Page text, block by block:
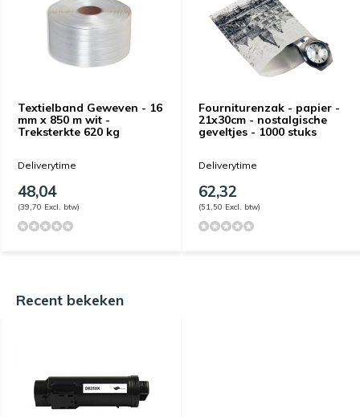
Textielband Geweven - 16
mm x 850 m wit -
Treksterkte 620 kg
Deliverytime
48,04
(39,70 Excl. btw)
Fourniturenzak - papier -
21x30cm - nostalgische
geveltjes - 1000 stuks
Deliverytime
62,32
(51,50 Excl. btw)
Recent bekeken